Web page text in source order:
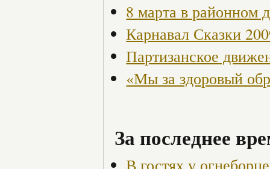
8 марта в районном
Карнавал Сказки
Партизанское
«Мы за здоровый
За последнее
В гостях у